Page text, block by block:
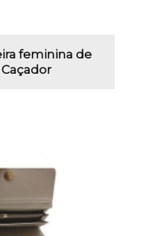
feminina de